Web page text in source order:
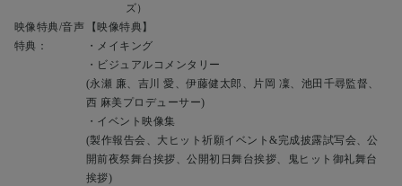
ズ）
映像特典/音声
特典：
【映像特典】
・メイキング
・ビジュアルコメンタリー
(永瀬 廉、吉川 愛、伊藤健太郎、片岡 凜、池田千尋監督、
西 麻美プロデューサー)
・イベント映像集
(製作報告会、大ヒット祈願イベント&完成披露試写会、公
開前夜祭舞台挨拶、公開初日舞台挨拶、鬼ヒット御礼舞台
挨拶)